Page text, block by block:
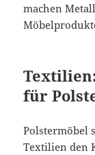
machen
für
Polstermöbel
Textilien den